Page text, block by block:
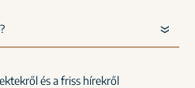
és a friss hírekről